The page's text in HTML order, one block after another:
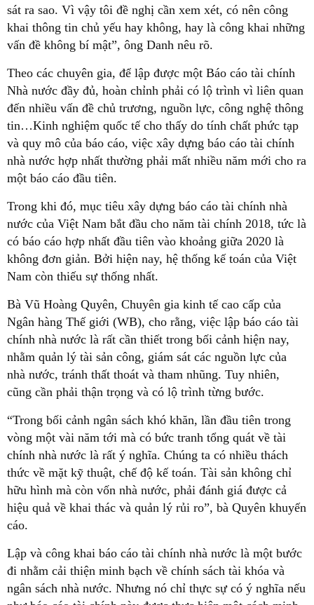
sát ra sao. Vì vậy tôi đề nghị cần xem xét, có nên công
khai thông tin chủ yếu hay không, hay là công khai những
vấn đề không bí mật”, ông Danh nêu rõ.
Theo các chuyên gia, để lập được một Báo cáo tài chính
Nhà nước đầy đủ, hoàn chỉnh phải có lộ trình vì liên quan
đến nhiều vấn đề chủ trương, nguồn lực, công nghệ thông
tin…Kinh nghiệm quốc tế cho thấy do tính chất phức tạp
và quy mô của báo cáo, việc xây dựng báo cáo tài chính
nhà nước hợp nhất thường phải mất nhiều năm mới cho ra
một báo cáo đầu tiên.
Trong khi đó, mục tiêu xây dựng báo cáo tài chính nhà
nước của Việt Nam bắt đầu cho năm tài chính 2018, tức là
có báo cáo hợp nhất đầu tiên vào khoảng giữa 2020 là
không đơn giản. Bởi hiện nay, hệ thống kế toán của Việt
Nam còn thiếu sự thống nhất.
Bà Vũ Hoàng Quyên, Chuyên gia kinh tế cao cấp của
Ngân hàng Thế giới (WB), cho rằng, việc lập báo cáo tài
chính nhà nước là rất cần thiết trong bối cảnh hiện nay,
nhằm quản lý tài sản công, giám sát các nguồn lực của
nhà nước, tránh thất thoát và tham nhũng. Tuy nhiên,
cũng cần phải thận trọng và có lộ trình từng bước.
“Trong bối cảnh ngân sách khó khăn, lần đầu tiên trong
vòng một vài năm tới mà có bức tranh tổng quát về tài
chính nhà nước là rất ý nghĩa. Chúng ta có nhiều thách
thức về mặt kỹ thuật, chế độ kế toán. Tài sản không chỉ
hữu hình mà còn vốn nhà nước, phải đánh giá được cả
hiệu quả về khai thác và quản lý rủi ro”, bà Quyên khuyến
cáo.
Lập và công khai báo cáo tài chính nhà nước là một bước
đi nhằm cải thiện minh bạch về chính sách tài khóa và
ngân sách nhà nước. Nhưng nó chỉ thực sự có ý nghĩa nếu